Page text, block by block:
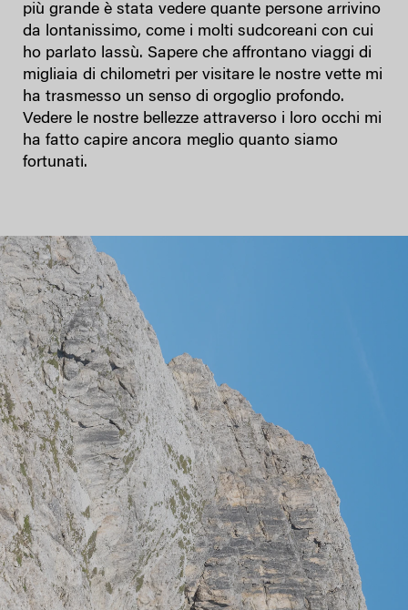
più grande è stata vedere quante persone arrivino
da lontanissimo, come i molti sudcoreani con cui
ho parlato lassù. Sapere che affrontano viaggi di
migliaia di chilometri per visitare le nostre vette mi
ha trasmesso un senso di orgoglio profondo.
Vedere le nostre bellezze attraverso i loro occhi mi
ha fatto capire ancora meglio quanto siamo
fortunati.